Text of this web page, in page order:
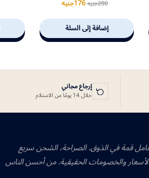
200جنيه176جنيه
إضافة إلى السلة
إرجاع مجاني
خلال 14 يومًا من الاستلام
قمة في الذوق. الصراحة، الشحن سريع
والخصومات الحقيقية. من أحسن الناس